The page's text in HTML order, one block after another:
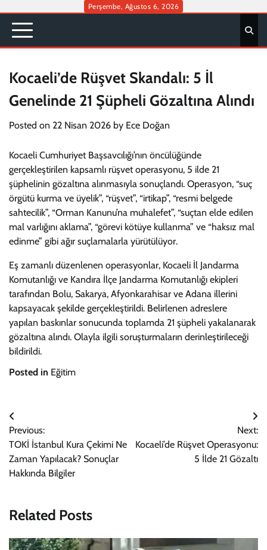
content
Perşembe, Ağustos 6, 2026
Kocaeli’de Rüşvet Skandalı: 5 İl
Genelinde 21 Şüpheli Gözaltına Alındı
Posted on 22 Nisan 2026 by Ece Doğan
Kocaeli Cumhuriyet Başsavcılığı’nın öncülüğünde
gerçekleştirilen kapsamlı rüşvet operasyonu, 5 ilde 21
şüphelinin gözaltına alınmasıyla sonuçlandı. Operasyon, “suç
örgütü kurma ve üyelik”, “rüşvet”, “irtikap”, “resmi belgede
sahtecilik”, “Orman Kanunu’na muhalefet”, “suçtan elde edilen
mal varlığını aklama”, “görevi kötüye kullanma” ve “haksız mal
edinme” gibi ağır suçlamalarla yürütülüyor.
Eş zamanlı düzenlenen operasyonlar, Kocaeli İl Jandarma
Komutanlığı ve Kandıra İlçe Jandarma Komutanlığı ekipleri
tarafından Bolu, Sakarya, Afyonkarahisar ve Adana illerini
kapsayacak şekilde gerçekleştirildi. Belirlenen adreslere
yapılan baskınlar sonucunda toplamda 21 şüpheli yakalanarak
gözaltına alındı. Olayla ilgili soruşturmaların derinleştirileceği
bildirildi.
Posted in Eğitim
Yazı
gezinmesi
Previous:
TOKİ İstanbul Kura Çekimi Ne
Zaman Yapılacak? Sonuçlar
Hakkında Bilgiler
Next:
Kocaeli’de Rüşvet Operasyonu:
5 İlde 21 Gözaltı
Related Posts